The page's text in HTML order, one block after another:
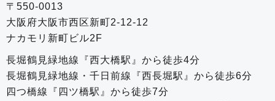
〒550-0013
大阪府大阪市西区新町2-12-12
ナカモリ新町ビル2F
長堀鶴見緑地線『西大橋駅』から徒歩4分
長堀鶴見緑地線・千日前線『西長堀駅』から徒歩6分
四つ橋線『四ツ橋駅』から徒歩7分